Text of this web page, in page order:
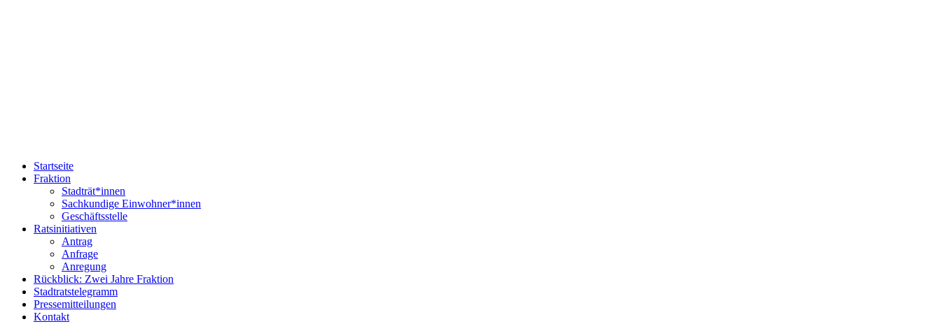
Startseite
Fraktion
Stadträt*innen
Sachkundige Einwohner*innen
Geschäftsstelle
Ratsinitiativen
Antrag
Anfrage
Anregung
Rückblick: Zwei Jahre Fraktion
Stadtratstelegramm
Pressemitteilungen
Kontakt